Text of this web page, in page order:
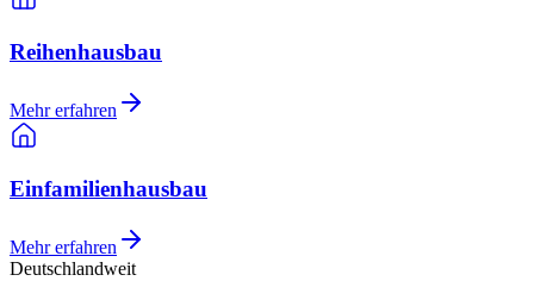
Reihenhausbau
Mehr erfahren
Einfamilienhausbau
Mehr erfahren
Deutschlandweit